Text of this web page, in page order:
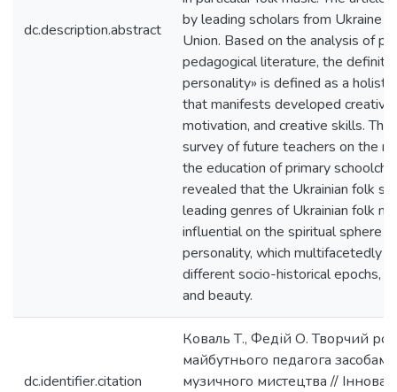
dc.description.abstract
by leading scholars from Ukraine
Union. Based on the analysis of
pedagogical literature, the
personality» is defined as a
that manifests developed
motivation, and creative skills.
survey of future teachers on the
the education of primary
revealed that the Ukrainian folk
leading genres of Ukrainian folk
influential on the spiritual sphere
personality, which multifacetedly
different socio-historical epochs,
and beauty.
dc.identifier.citation
Коваль Т., Федій О. Творчий
майбутнього педагога
музичного мистецтва //